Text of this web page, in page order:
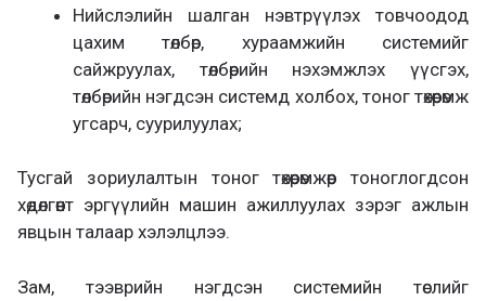
Нийслэлийн шалган нэвтрүүлэх товчоодод
цахим төлбөр, хураамжийн системийг
сайжруулах, төлбөрийн нэхэмжлэх үүсгэх,
төлбөрийн нэгдсэн системд холбох, тоног төхөөрөмж
угсарч, суурилуулах;
Тусгай зориулалтын тоног төхөөрөмжөөр тоноглогдсон
хөдөлгөөнт эргүүлийн машин ажиллуулах зэрэг ажлын
явцын талаар хэлэлцлээ.
Зам, тээврийн нэгдсэн системийн төслийг